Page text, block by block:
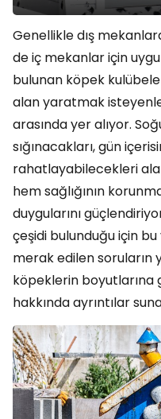
Genellikle dış
de iç mekanlar için
bulunan köpek
alan yaratmak
arasında yer alıyor.
sığınacakları, gün
rahatlayabilecekleri
hem sağlığının
duygularını
çeşidi bulunduğu için bu
merak edilen soruların
köpeklerin boyutlarına
hakkında ayrıntılar